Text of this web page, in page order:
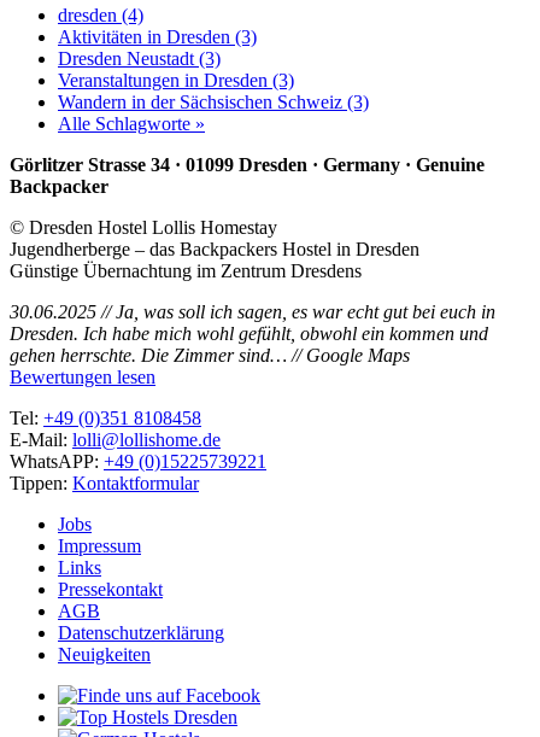
dresden (4)
Aktivitäten in Dresden (3)
Dresden Neustadt (3)
Veranstaltungen in Dresden (3)
Wandern in der Sächsischen Schweiz (3)
Alle Schlagworte »
Görlitzer Strasse 34 · 01099 Dresden · Germany · Genuine
Backpacker
© Dresden Hostel Lollis Homestay
Jugendherberge – das Backpackers Hostel in Dresden
Günstige Übernachtung im Zentrum Dresdens
30.06.2025 // Ja, was soll ich sagen, es war echt gut bei euch in
Dresden. Ich habe mich wohl gefühlt, obwohl ein kommen und
gehen herrschte. Die Zimmer sind… // Google Maps
Bewertungen lesen
Tel: +49 (0)351 8108458
E-Mail: lolli@lollishome.de
WhatsAPP: +49 (0)15225739221
Tippen: Kontaktformular
Jobs
Impressum
Links
Pressekontakt
AGB
Datenschutzerklärung
Neuigkeiten